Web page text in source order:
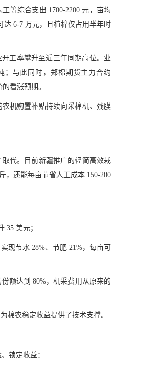
等综合支出 1700-2200 元，亩均
达 6-7 万元，且植棉仅占用半年时
工率攀升至近三年同期高位。业
；与此同时，郑棉期货主力合约
看涨预期。
机购置补贴持续向采棉机、残膜
代。目前新疆推广的轻简高效栽
，还能每亩节省人工成本 150-200
35 美元；
节水 28%、节肥 21%，每亩可
额达到 80%，机采费用从原来的
棉农稳定收益提供了技术支撑。
锁定收益：